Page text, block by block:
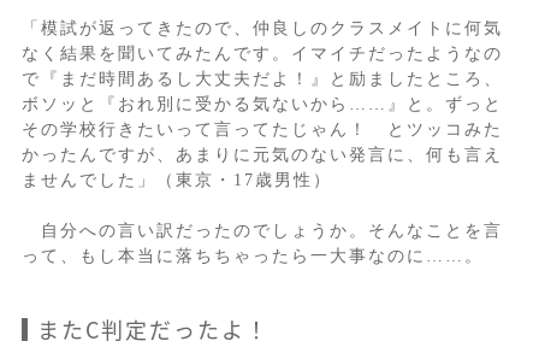
「模試が返ってきたので、仲良しのクラスメイトに何気
なく結果を聞いてみたんです。イマイチだったようなの
で『まだ時間あるし大丈夫だよ！』と励ましたところ、
ボソッと『おれ別に受かる気ないから……』と。ずっと
その学校行きたいって言ってたじゃん！ とツッコみた
かったんですが、あまりに元気のない発言に、何も言え
ませんでした」（東京・17歳男性）
自分への言い訳だったのでしょうか。そんなことを言
って、もし本当に落ちちゃったら一大事なのに……。
またC判定だったよ！